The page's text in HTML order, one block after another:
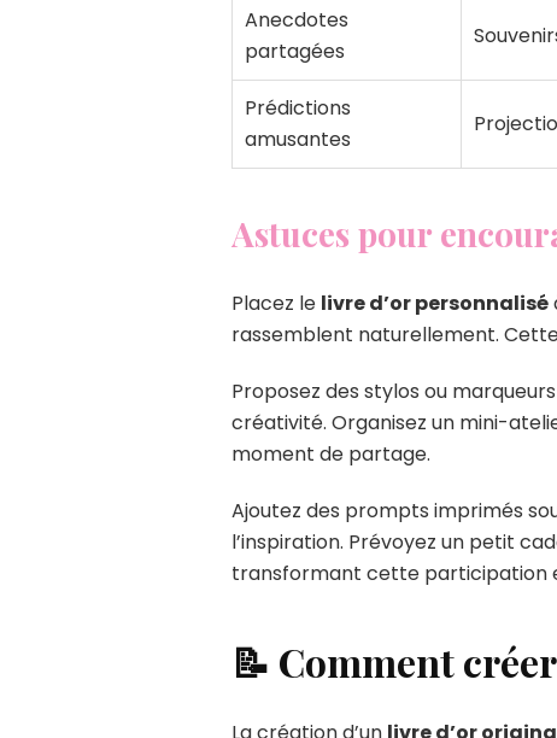
Anecdotes
partagées
Prédictions
amusantes
Astuces pour
Placez le livre d’or personnalisé
rassemblent naturellement.
Proposez des stylos ou
créativité. Organisez un mini-
moment de partage.
Ajoutez des prompts imprimés
l’inspiration. Prévoyez un petit
transformant cette participation
📝 Comment
La création d’un livre d’or